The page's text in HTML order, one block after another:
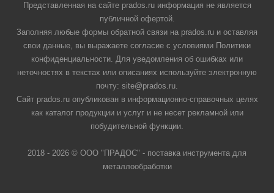
Представленная на сайте prados.ru информация не является
публичной офертой.
Заполняя любые формы обратной связи на prados.ru и оставляя
свои данные, вы выражаете согласие с условиями Политики
конфиденциальности. Для уведомления об ошибках или
неточностях в текстах или описаниях используйте электронную
почту: site@prados.ru.
Сайт prados.ru опубликован в информационно-справочных целях
как каталог продукции и услуг и не несет рекламной или
побудительной функции.
2018 - 2026 © ООО "ПРАДОС" - поставка инструмента для
металлообработки